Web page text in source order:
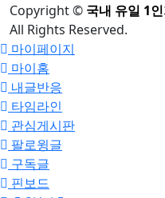
Copyright© 국내 유일 1
All Rights Reserved.
마이페이지
마이홈
내글반응
타임라인
관심게시판
팔로윙글
구독글
핀보드